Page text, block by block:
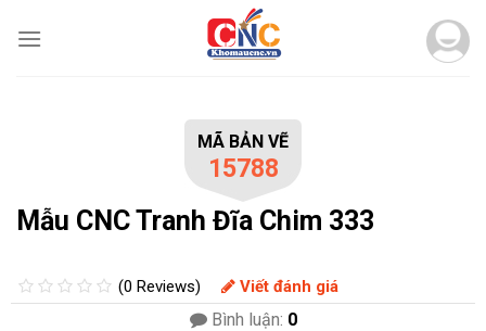
MÃ BẢN VẼ
15788
Mẫu CNC Tranh Đĩa Chim 333
(0 Reviews) Viết đánh giá
Bình luận: 0